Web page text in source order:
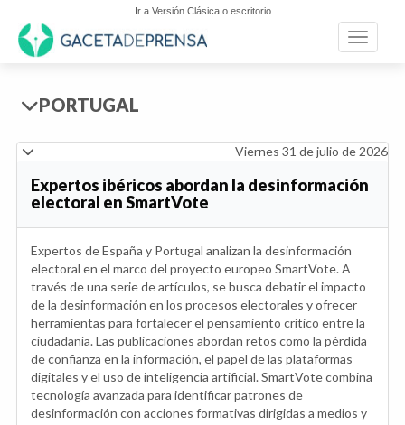
Ir a Versión Clásica o escritorio
Toggle
PORTUGAL
Viernes 31 de julio de 2026
Expertos ibéricos abordan la desinformación
electoral en SmartVote
Expertos de España y Portugal analizan la desinformación
electoral en el marco del proyecto europeo SmartVote. A
través de una serie de artículos, se busca debatir el impacto
de la desinformación en los procesos electorales y ofrecer
herramientas para fortalecer el pensamiento crítico entre la
ciudadanía. Las publicaciones abordan retos como la pérdida
de confianza en la información, el papel de las plataformas
digitales y el uso de inteligencia artificial. SmartVote combina
tecnología avanzada para identificar patrones de
desinformación con acciones formativas dirigidas a medios y